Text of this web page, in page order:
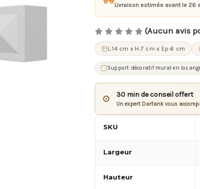
Livraison estimée avant le 26
(Aucun avis
L:14 cm x H:7 cm x Ep:6 cm
Support décoratif mural en
⊙ 30 min de conseil offert
Un expert Dartank vous
SKU
Largeur
Hauteur